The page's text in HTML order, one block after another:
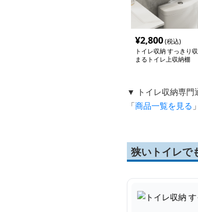
¥2,800(税込)
トイレ収納 すっきり収
まるトイレ上収納棚
▼ トイレ収納専門
「商品一覧を見る 」
狭いトイレで